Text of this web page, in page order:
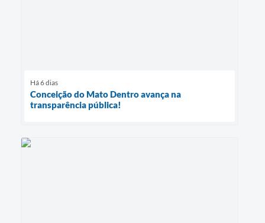
Há 6 dias
Conceição do Mato Dentro avança na
transparência pública!